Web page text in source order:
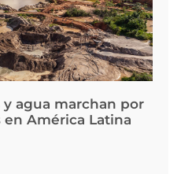
agua marchan por
en América Latina